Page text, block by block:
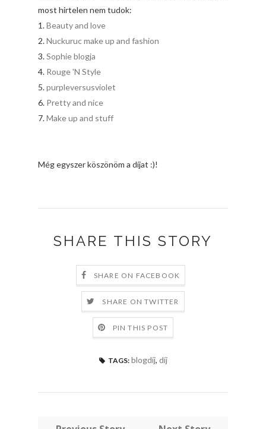
most hirtelen nem tudok:
1.Beauty and love
2.Nuckuruc make up and fashion
3.Sophie blogja
4. Rouge 'N Style
5.purpleversusviolet
6. Pretty and nice
7.Make up and stuff
Még egyszer köszönöm a díjat :)!
SHARE THIS STORY
SHARE ON FACEBOOK
SHARE ON TWITTER
PIN THIS POST
TAGS: blogdíj, díj